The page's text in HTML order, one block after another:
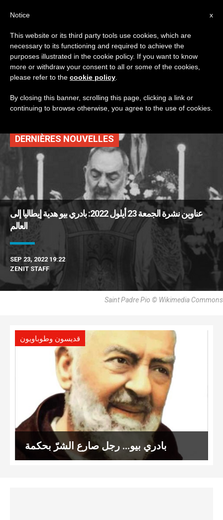
TAG
Posts Tagged ‘بيو
الكبوشي’
DERNIÈRES NOUVELLES
عناوين نشرة الجمعة 23 أيلول 2022: بادري بيو هدية إيطاليا إلى
العالم
SEP 23, 2022 19:22
ZENIT STAFF
Saint Padre Pio © Wikimedia Commons
قديسون وطوباويون
بادري بيو… رجل صارع الشرّ بحكمة
x
Notice
This website or its third party tools use cookies, which are
necessary to its functioning and required to achieve the
purposes illustrated in the cookie policy. If you want to know
more or withdraw your consent to all or some of the cookies,
please refer to the cookie policy
By closing this banner, scrolling this page, clicking a link or
continuing to browse otherwise, you agree to the use of cookies.